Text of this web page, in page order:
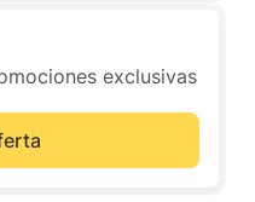
exclusivas